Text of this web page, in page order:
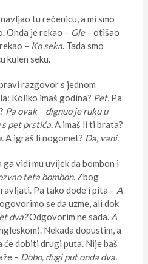
tu rečenicu, a mi smo
Onda je rekao – Gle– otišao
– Ko seka. Tada smo
kulen seku.
razgovor s jednom
Koliko imaš godina? Pet. Pa
Pa ovak – dignuo je ruku u
pet prstića.A imaš li ti brata?
A igraš li nogomet? Da, vani.
vidi mu uvijek da bombon i
teta bombon. Zbog
Pa tako dođe i pita – A
se da uzme, ali dok
dva?Odgovorim ne sada. A
Nekada dopustim, a
će dobiti drugi puta. Nije baš
– Dobo, dugi put onda dva.